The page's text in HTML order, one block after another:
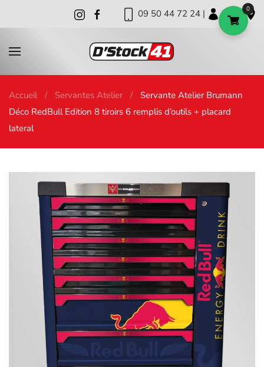
09 50 44 72 24 | | |
Accueil Servantes Atelier
Servante Atelier Brumann
Déco RedBull Edition 8 tiroirs 6 remplis d’outils + placard
lateral
0